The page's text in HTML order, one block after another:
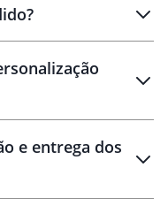
brinde
e entrega dos